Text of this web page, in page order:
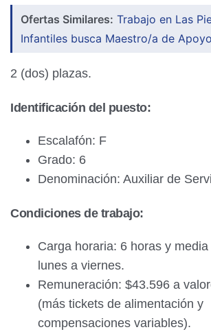
Ofertas Similares: Trabajo en Las
Infantiles busca Maestro/a de
2 (dos) plazas.
Identificación del puesto:
Escalafón: F
Grado: 6
Denominación: Auxiliar de
Condiciones de trabajo:
Carga horaria: 6 horas y
lunes a viernes.
Remuneración: $43.596 a
(más tickets de alimentación y
compensaciones variables).